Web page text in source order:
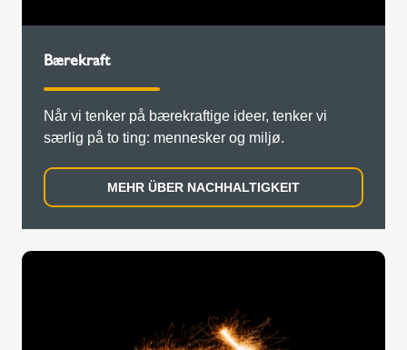
Bærekraft
Når vi tenker på bærekraftige ideer, tenker vi
særlig på to ting: mennesker og miljø.
MEHR ÜBER NACHHALTIGKEIT